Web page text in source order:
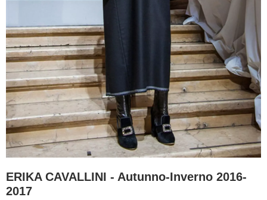
ERIKA CAVALLINI - Autunno-Inverno 2016-
2017